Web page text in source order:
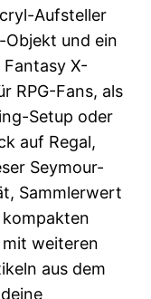
Aufsteller
und ein
X-
RPG-Fans, als
Setup oder
auf Regal,
Seymour-
Sammlerwert
kompakten
mit weiteren
aus dem